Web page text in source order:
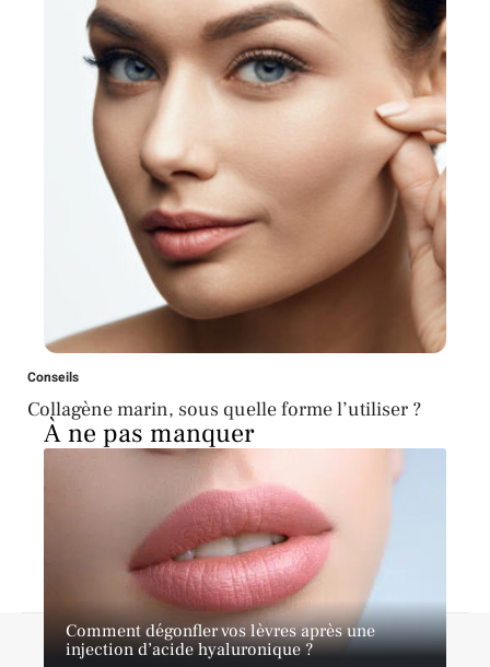
Conseils
Collagène marin, sous quelle forme l’utiliser ?
À ne pas manquer
Comment dégonfler vos lèvres après une
injection d’acide hyaluronique ?
A propos Contact Proposer un article
Mentions légales